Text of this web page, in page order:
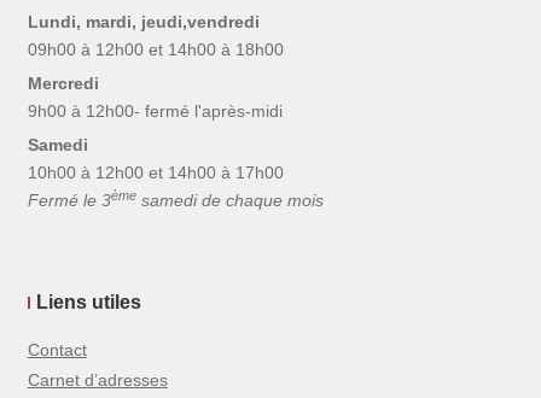
Lundi, mardi, jeudi,vendredi
09h00 à 12h00 et 14h00 à 18h00
Mercredi
9h00 à 12h00- fermé l'après-midi
Samedi
10h00 à 12h00 et 14h00 à 17h00
Fermé le 3èmesamedi de chaque mois
Liens utiles
Contact
Carnet d’adresses